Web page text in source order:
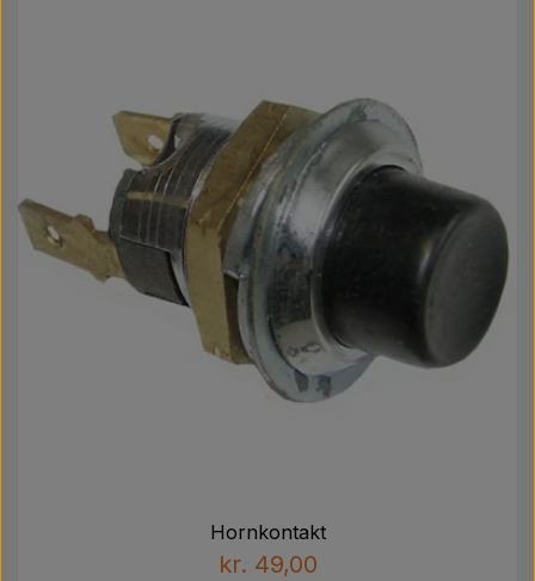
Hornkontakt
kr. 49,00